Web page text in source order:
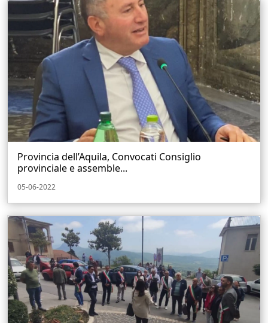
Provincia dell’Aquila, Convocati Consiglio
provinciale e assemble...
05-06-2022